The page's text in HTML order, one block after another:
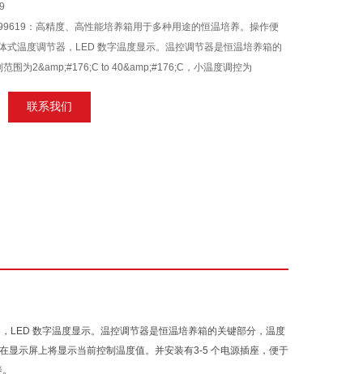
：高精度、高性能培养箱用于多种用途的恒温培养。操作便
式温度调节器，LED 数字温度显示。温控调节器是恒温培养箱的
范围为2&amp;#176;C to 40&amp;#176;C，小温度调控为
联系我们
LED 数字温度显示。温控调节器是恒温培养箱的关键部分，温度
示屏上将显示当前控制温度值。并安装有3-5 个电源插座，便于